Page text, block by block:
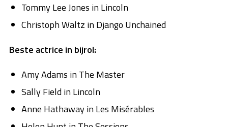
Tommy Lee Jones in Lincoln
Christoph Waltz in Django Unchained
Beste actrice in bijrol:
Amy Adams in The Master
Sally Field in Lincoln
Anne Hathaway in Les Misérables